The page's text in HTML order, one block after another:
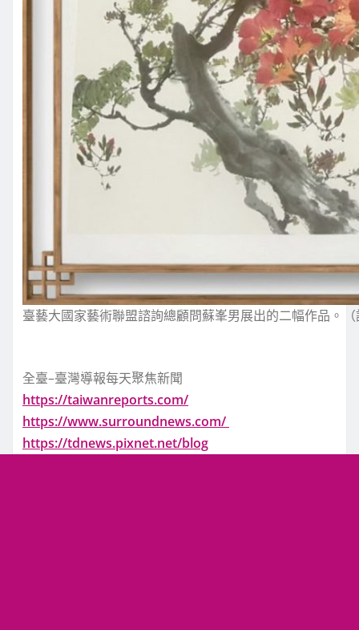
臺藝大國家藝術聯盟諮詢總顧問蘇峯男展出的二幅作品。
全臺–臺灣導報每天聚焦新聞
https://taiwanreports.com/
https://www.surroundnews.com/
https://tdnews.pixnet.net/blog